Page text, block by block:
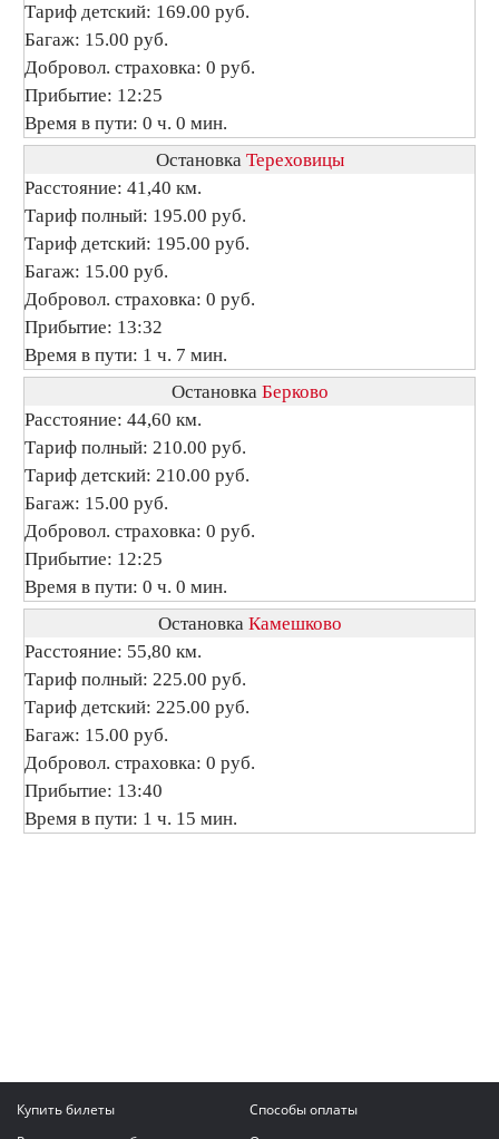
Тариф детский: 169.00 руб.
Багаж: 15.00 руб.
Добровол. страховка: 0 руб.
Прибытие: 12:25
Время в пути: 0 ч. 0 мин.
Остановка Тереховицы
Расстояние: 41,40 км.
Тариф полный: 195.00 руб.
Тариф детский: 195.00 руб.
Багаж: 15.00 руб.
Добровол. страховка: 0 руб.
Прибытие: 13:32
Время в пути: 1 ч. 7 мин.
Остановка Берково
Расстояние: 44,60 км.
Тариф полный: 210.00 руб.
Тариф детский: 210.00 руб.
Багаж: 15.00 руб.
Добровол. страховка: 0 руб.
Прибытие: 12:25
Время в пути: 0 ч. 0 мин.
Остановка Камешково
Расстояние: 55,80 км.
Тариф полный: 225.00 руб.
Тариф детский: 225.00 руб.
Багаж: 15.00 руб.
Добровол. страховка: 0 руб.
Прибытие: 13:40
Время в пути: 1 ч. 15 мин.
Купить билеты
Способы оплаты